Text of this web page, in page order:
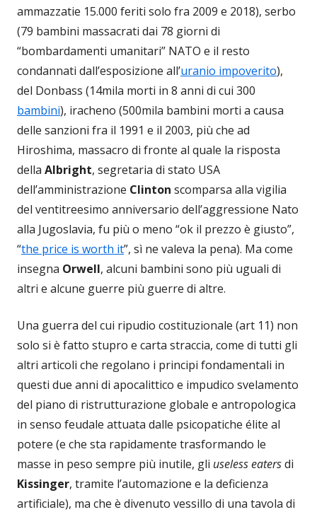
ammazzatie 15.000 feriti solo fra 2009 e 2018), serbo
(79 bambini massacrati dai 78 giorni di
“bombardamenti umanitari” NATO e il resto
condannati dall’esposizione all’uranio impoverito),
del Donbass (14mila morti in 8 anni di cui 300
bambini), iracheno (500mila bambini morti a causa
delle sanzioni fra il 1991 e il 2003, più che ad
Hiroshima, massacro di fronte al quale la risposta
della Albright, segretaria di stato USA
dell’amministrazione Clinton scomparsa alla vigilia
del ventitreesimo anniversario dell’aggressione Nato
alla Jugoslavia, fu più o meno “ok il prezzo è giusto”,
“the price is worth it”, sì ne valeva la pena). Ma come
insegna Orwell, alcuni bambini sono più uguali di
altri e alcune guerre più guerre di altre.
Una guerra del cui ripudio costituzionale (art 11) non
solo si è fatto stupro e carta straccia, come di tutti gli
altri articoli che regolano i principi fondamentali in
questi due anni di apocalittico e impudico svelamento
del piano di ristrutturazione globale e antropologica
in senso feudale attuata dalle psicopatiche élite al
potere (e che sta rapidamente trasformando le
masse in peso sempre più inutile, gli useless eatersdi
Kissinger, tramite l’automazione e la deficienza
artificiale), ma che è divenuto vessillo di una tavola di